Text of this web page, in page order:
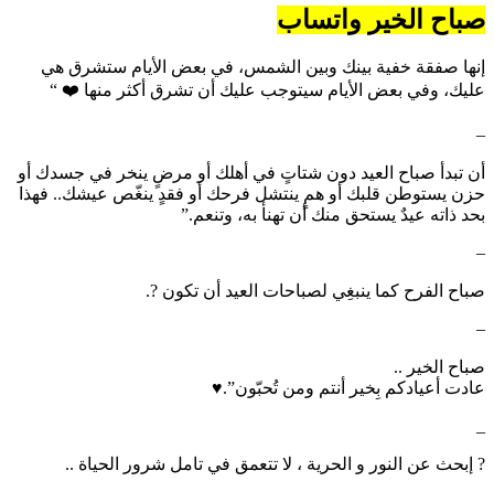
صباح الخير واتساب
إنها صفقة خفية بينك وبين الشمس، في بعض الأيام ستشرق هي
عليك، وفي بعض الأيام سيتوجب عليك أن تشرق أكثر منها ❤️ “
–
أن تبدأ صباح العيد دون شتاتٍ في أهلك أو مرضٍ ينخر في جسدك أو
حزن يستوطن قلبك أو همٍ ينتشل فرحك أو فقدٍ ينغّص عيشك.. فهذا
بحد ذاته عيدٌ يستحق منك أن تهنأ به، وتنعم.”
–
صباح الفرح كما ينبغِي لصباحات العيد أن تكون ?.
–
صباح الخير ..
عادت أعيادكم بِخير أنتم ومن تُحبّون”.♥️
? إبحث عن النور و الحرية ، لا تتعمق في تامل شرور الحياة ..